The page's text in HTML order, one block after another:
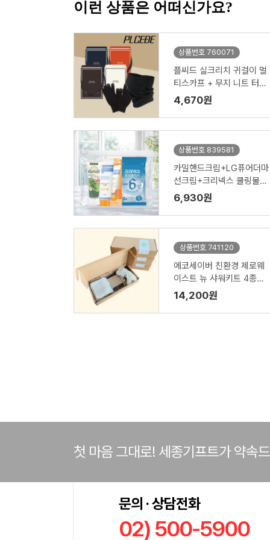
이런 상품은 어떠신가요?
상품번호 760071
플씨드 실크리치 귀걸이 멀
티스카프 + 무지 니트 터치
장갑 2종 세트
4,670원
상품번호 839581
카밀핸드크림+LG퓨어더마
선크림+크리넥스 쿨링물티
슈 3종세트(브생건 지퍼백)
6,930원
상품번호 741120
에코세이버 친환경 제로웨
이스트 뉴 샤워키트 4종세
트
14,200원
첫 마음 그대로! 세종기프트가 약속
문의 · 상담전화
02) 500-5900